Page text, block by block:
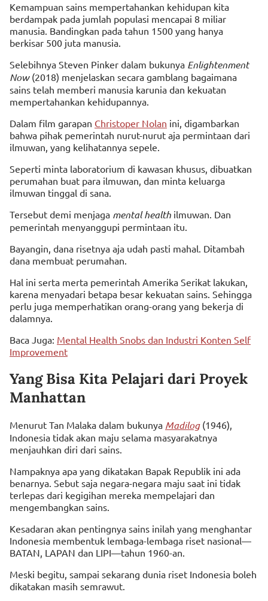
Kemampuan sains mempertahankan kehidupan kita
berdampak pada jumlah populasi mencapai 8 miliar
manusia. Bandingkan pada tahun 1500 yang hanya
berkisar 500 juta manusia.
Selebihnya Steven Pinker dalam bukunya Enlightenment
Now (2018) menjelaskan secara gamblang bagaimana
sains telah memberi manusia karunia dan kekuatan
mempertahankan kehidupannya.
Dalam film garapan Christoper Nolan ini, digambarkan
bahwa pihak pemerintah nurut-nurut aja permintaan dari
ilmuwan, yang kelihatannya sepele.
Seperti minta laboratorium di kawasan khusus, dibuatkan
perumahan buat para ilmuwan, dan minta keluarga
ilmuwan tinggal di sana.
Tersebut demi menjaga mental health ilmuwan. Dan
pemerintah menyanggupi permintaan itu.
Bayangin, dana risetnya aja udah pasti mahal. Ditambah
dana membuat perumahan.
Hal ini serta merta pemerintah Amerika Serikat lakukan,
karena menyadari betapa besar kekuatan sains. Sehingga
perlu juga memperhatikan orang-orang yang bekerja di
dalamnya.
Baca Juga: Mental Health Snobs dan Industri Konten Self
Improvement
Yang Bisa Kita Pelajari dari Proyek
Manhattan
Menurut Tan Malaka dalam bukunya Madilog(1946),
Indonesia tidak akan maju selama masyarakatnya
menjauhkan diri dari sains.
Nampaknya apa yang dikatakan Bapak Republik ini ada
benarnya. Sebut saja negara-negara maju saat ini tidak
terlepas dari kegigihan mereka mempelajari dan
mengembangkan sains.
Kesadaran akan pentingnya sains inilah yang menghantar
Indonesia membentuk lembaga-lembaga riset nasional—
BATAN, LAPAN dan LIPI—tahun 1960-an.
Meski begitu, sampai sekarang dunia riset Indonesia boleh
dikatakan masih semrawut.